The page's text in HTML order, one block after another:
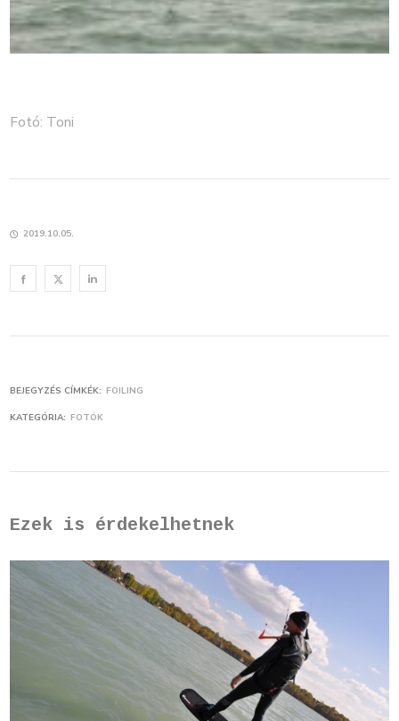
Fotó: Toni
2019.10.05.
BEJEGYZÉS CÍMKÉK: FOILING
KATEGÓRIA: FOTÓK
Ezek is érdekelhetnek